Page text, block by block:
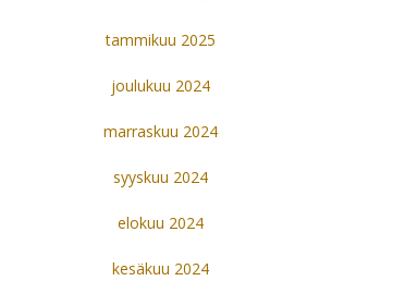
tammikuu 2025
joulukuu 2024
marraskuu 2024
syyskuu 2024
elokuu 2024
kesäkuu 2024